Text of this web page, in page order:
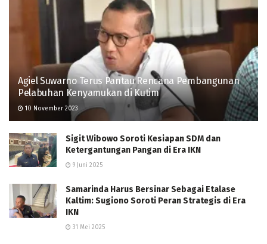
Agiel Suwarno Terus Pantau Rencana Pembangunan
Pelabuhan Kenyamukan di Kutim
10 November 2023
Sigit Wibowo Soroti Kesiapan SDM dan
Ketergantungan Pangan di Era IKN
9 Juni 2025
Samarinda Harus Bersinar Sebagai Etalase
Kaltim: Sugiono Soroti Peran Strategis di Era
IKN
31 Mei 2025